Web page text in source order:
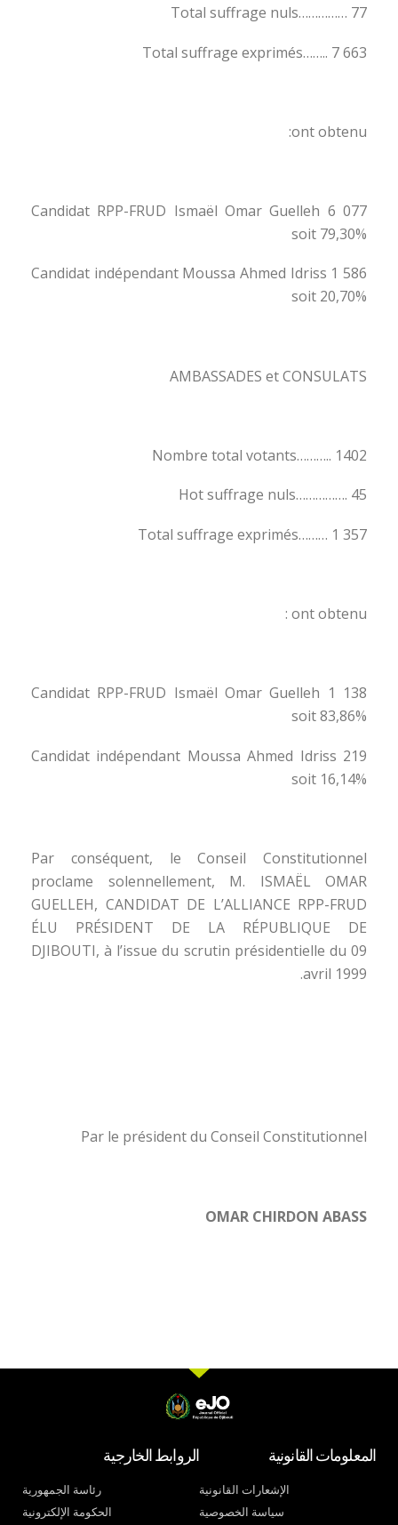
Total suffrage nuls…………… 77
Total suffrage exprimés…….. 7 663
ont obtenu:
Candidat RPP-FRUD Ismaël Omar Guelleh 6 077
soit 79,30%
Candidat indépendant Moussa Ahmed Idriss 1 586
soit 20,70%
AMBASSADES et CONSULATS
Nombre total votants……….. 1402
Hot suffrage nuls……………. 45
Total suffrage exprimés……… 1 357
ont obtenu :
Candidat RPP-FRUD Ismaël Omar Guelleh 1 138
soit 83,86%
Candidat indépendant Moussa Ahmed Idriss 219
soit 16,14%
Par conséquent, le Conseil Constitutionnel
proclame solennellement, M. ISMAËL OMAR
GUELLEH, CANDIDAT DE L’ALLIANCE RPP-FRUD
ÉLU PRÉSIDENT DE LA RÉPUBLIQUE DE
DJIBOUTI, à l’issue du scrutin présidentielle du 09
avril 1999.
Par le président du Conseil Constitutionnel
OMAR CHIRDON ABASS
المعلومات القانونية
الإشعارات القانونية
سياسة الخصوصية
الروابط الخارجية
رئاسة الجمهورية
الحكومة الإلكترونية